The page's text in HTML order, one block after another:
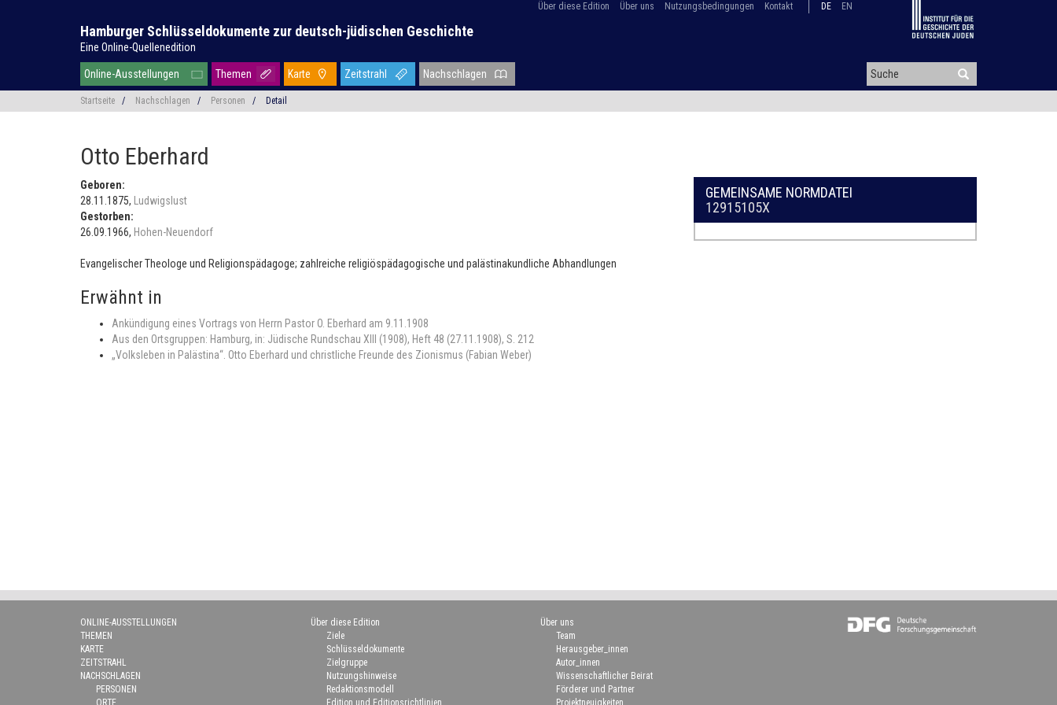
Über diese Edition Über uns Nutzungsbedingungen Kontakt DE EN
Hamburger Schlüsseldokumente zur deutsch-jüdischen Geschichte
Eine Online-Quellenedition
Online-Ausstellungen Themen Karte Zeitstrahl Nachschlagen
Startseite / Nachschlagen / Personen / Detail
Otto Eberhard
Geboren:
28.11.1875,
Ludwigslust
Gestorben:
26.09.1966, Hohen-Neuendorf
Evangelischer Theologe und Religionspädagoge; zahlreiche religiöspädagogische und palästinakundliche Abhandlungen
Erwähnt in
Ankündigung eines Vortrags von Herrn Pastor O. Eberhard am 9.11.1908
Aus den Ortsgruppen: Hamburg, in: Jüdische Rundschau XIII (1908), Heft 48 (27.11.1908), S. 212
„Volksleben in Palästina“. Otto Eberhard und christliche Freunde des Zionismus (Fabian Weber)
GEMEINSAME NORMDATEI
12915105X
ONLINE-AUSSTELLUNGEN
THEMEN
KARTE
ZEITSTRAHL
NACHSCHLAGEN
PERSONEN
ORTE
Über diese Edition
Ziele
Schlüsseldokumente
Zielgruppe
Nutzungshinweise
Redaktionsmodell
Edition und Editionsrichtlinien
Über uns
Team
Herausgeber_innen
Autor_innen
Wissenschaftlicher Beirat
Förderer und Partner
Projektneuigkeiten